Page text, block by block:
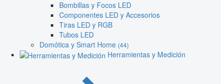
Bombillas y Focos LED
Componentes LED y Accesorios
Tiras LED y RGB
Tubos LED
Domótica y Smart Home (44)
Herramientas y Medición